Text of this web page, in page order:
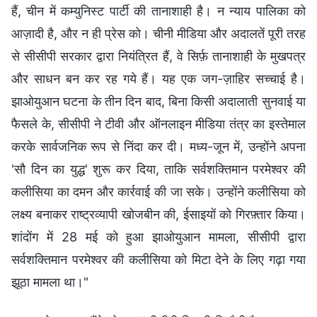
हैं, चीन में कम्युनिस्ट पार्टी की तानाशाही है। न न्याय पालिका को
आज़ादी है, और न ही प्रेस को। चीनी मीडिया और अदालतें पूरी तरह
से सीसीपी सरकार द्वारा नियंत्रित हैं, वे सिर्फ़ तानाशाही के मुखपत्र
और साधन बन कर रह गये हैं। यह एक जग-ज़ाहिर सच्चाई है।
झाओयुआन घटना के तीन दिन बाद, बिना किसी अदालाती सुनवाई या
फैसले के, सीसीपी ने टीवी और ऑनलाइन मीडिया तंत्र का इस्तेमाल
करके सार्वजनिक रूप से निंदा कर दी। मध्य-जून में, उन्होंने अपना
'सौ दिन का युद्ध' शुरू कर दिया, ताकि सर्वशक्तिमान परमेश्वर की
कलीसिया का दमन और कार्रवाई की जा सके। उन्होंने कलीसिया को
लक्ष्य बनाकर राष्ट्रव्यापी खोजबीन की, ईसाइयों को गिरफ़्तार किया।
शांदोंग में 28 मई को हुआ झाओयुआन मामला, सीसीपी द्वारा
सर्वशक्तिमान परमेश्वर की कलीसिया को मिटा देने के लिए गढ़ा गया
झूठा मामला था।"